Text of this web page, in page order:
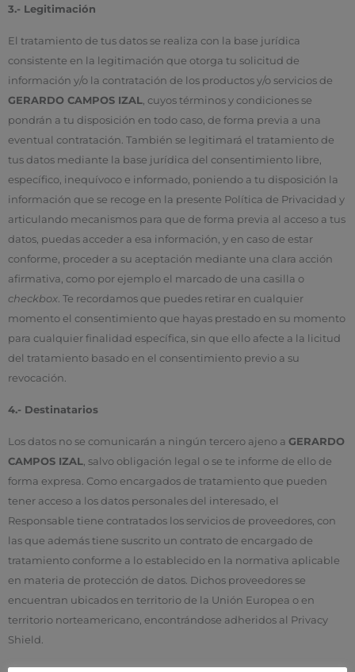
3.- Legitimación
El tratamiento de tus datos se realiza con la base jurídica
consistente en la legitimación que otorga tu solicitud de
información y/o la contratación de los productos y/o servicios de
GERARDO CAMPOS IZAL, cuyos términos y condiciones se
pondrán a tu disposición en todo caso, de forma previa a una
eventual contratación. También se legitimará el tratamiento de
tus datos mediante la base jurídica del consentimiento libre,
específico, inequívoco e informado, poniendo a tu disposición la
información que se recoge en la presente Política de Privacidad y
articulando mecanismos para que de forma previa al acceso a tus
datos, puedas acceder a esa información, y en caso de estar
conforme, proceder a su aceptación mediante una clara acción
afirmativa, como por ejemplo el marcado de una casilla o
checkbox. Te recordamos que puedes retirar en cualquier
momento el consentimiento que hayas prestado en su momento
para cualquier finalidad específica, sin que ello afecte a la licitud
del tratamiento basado en el consentimiento previo a su
revocación.
4.- Destinatarios
Los datos no se comunicarán a ningún tercero ajeno a GERARDO
CAMPOS IZAL, salvo obligación legal o se te informe de ello de
forma expresa. Como encargados de tratamiento que pueden
tener acceso a los datos personales del interesado, el
Responsable tiene contratados los servicios de proveedores, con
las que además tiene suscrito un contrato de encargado de
tratamiento conforme a lo establecido en la normativa aplicable
en materia de protección de datos. Dichos proveedores se
encuentran ubicados en territorio de la Unión Europea o en
territorio norteamericano, encontrándose adheridos al Privacy
Shield.